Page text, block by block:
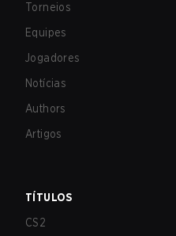
Torneios
Equipes
Jogadores
Notícias
Authors
Artigos
TÍTULOS
CS2